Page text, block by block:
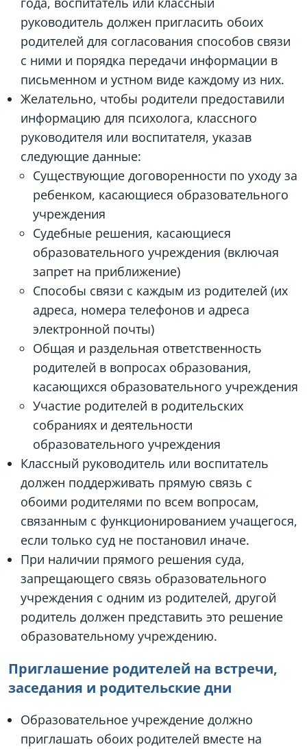
руководитель должен пригласить обоих
родителей для согласования способов связи
с ними и порядка передачи информации в
письменном и устном виде каждому из них.
Желательно, чтобы родители предоставили
информацию для психолога, классного
руководителя или воспитателя, указав
следующие данные:
Существующие договоренности по уходу за
ребенком, касающиеся образовательного
учреждения
Судебные решения, касающиеся
образовательного учреждения (включая
запрет на приближение)
Способы связи с каждым из родителей (их
адреса, номера телефонов и адреса
электронной почты)
Общая и раздельная ответственность
родителей в вопросах образования,
касающихся образовательного учреждения
Участие родителей в родительских
собраниях и деятельности
образовательного учреждения
Классный руководитель или воспитатель
должен поддерживать прямую связь с
обоими родителями по всем вопросам,
связанным с функционированием учащегося,
если только суд не постановил иначе.
При наличии прямого решения суда,
запрещающего связь образовательного
учреждения с одним из родителей, другой
родитель должен представить это решение
образовательному учреждению.
Приглашение родителей на встречи,
заседания и родительские дни
Образовательное учреждение должно
приглашать обоих родителей вместе на